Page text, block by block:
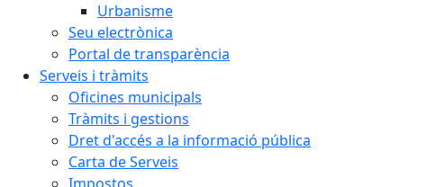
Urbanisme
Seu electrònica
Portal de transparència
Serveis i tràmits
Oficines municipals
Tràmits i gestions
Dret d'accés a la informació pública
Carta de Serveis